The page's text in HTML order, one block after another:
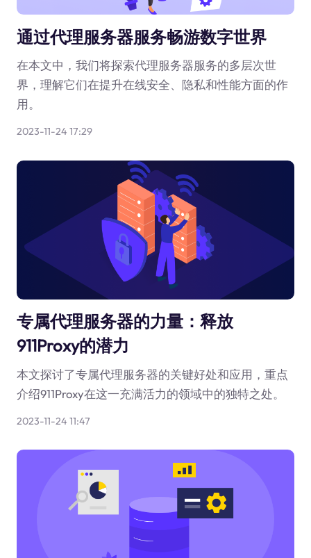
通过代理服务器服务畅游数字世界
在本文中，我们将探索代理服务器服务的多层次世
界，理解它们在提升在线安全、隐私和性能方面的作
用。
2023-11-24 17:29
专属代理服务器的力量：释放
911Proxy的潜力
本文探讨了专属代理服务器的关键好处和应用，重点
介绍911Proxy在这一充满活力的领域中的独特之处。
2023-11-24 11:47